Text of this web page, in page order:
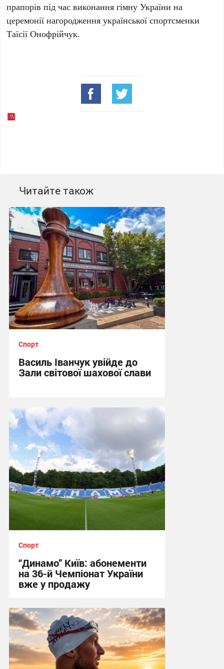
прапорів під час виконання гімнуУкраїни на
церемонії нагородження української спортсменки
Таїсії Онофрійчук.
Читайте також
Спорт
Василь Іванчук увійде до
Зали світової шахової слави
22:05 вчора
Спорт
“Динамо” Київ: абонементи
на 36-й Чемпіонат України
вже у продажу
01:37 вчора